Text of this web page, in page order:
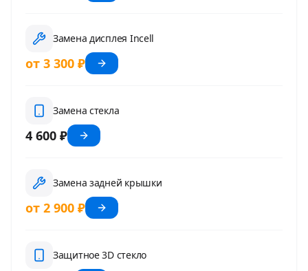
Замена дисплея Incell
от 3 300 ₽
Замена стекла
4 600 ₽
Замена задней крышки
от 2 900 ₽
Защитное 3D стекло